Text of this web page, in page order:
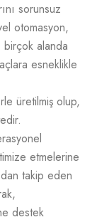
sorunsuz
otomasyon,
alanda
esneklikle
üretilmiş olup,
etmelerine
takip eden
destek